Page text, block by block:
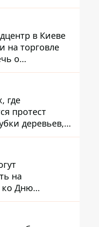
в Киеве
на торговле
о
материнстве
где
протест
деревьев,
со
на
Дню
- кому ее